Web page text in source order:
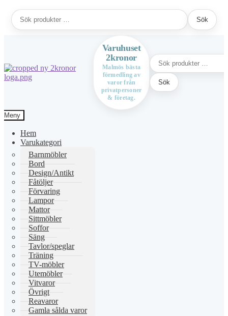
Sök
efter:
Sök
Hoppa
Hoppa
Varuhuset
2kronor
Malmös bästa
förmedling av
varor från
privatpersoner
& företag.
Sök
efter:
Sök
Meny
Hem
Varukategori
Barnmöbler
Bord
Design/Antikt
Fåtöljer
Förvaring
Lampor
Mattor
Sittmöbler
Soffor
Säng
Tavlor/speglar
Träning
TV-möbler
Utemöbler
Vitvaror
Övrigt
Reavaror
Gamla sålda varor